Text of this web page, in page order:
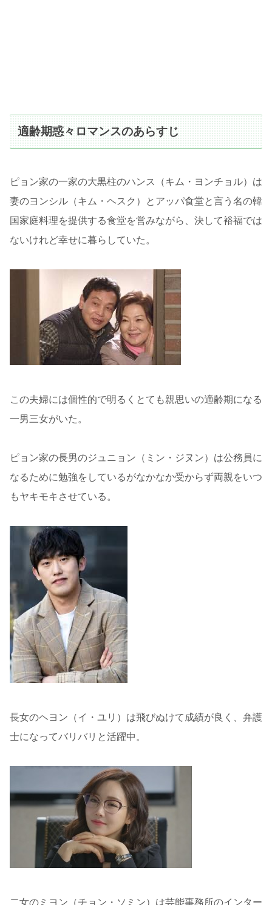
適齢期惑々ロマンスのあらすじ
ピョン家の一家の大黒柱のハンス（キム・ヨンチョル）は
妻のヨンシル（キム・ヘスク）とアッパ食堂と言う名の韓
国家庭料理を提供する食堂を営みながら、決して裕福では
ないけれど幸せに暮らしていた。
この夫婦には個性的で明るくとても親思いの適齢期になる
一男三女がいた。
ピョン家の長男のジュニョン（ミン・ジヌン）は公務員に
なるために勉強をしているがなかなか受からず両親をいつ
もヤキモキさせている。
長女のヘヨン（イ・ユリ）は飛びぬけて成績が良く、弁護
士になってバリバリと活躍中。
二女のミヨン（チョン・ソミン）は芸能事務所のインター